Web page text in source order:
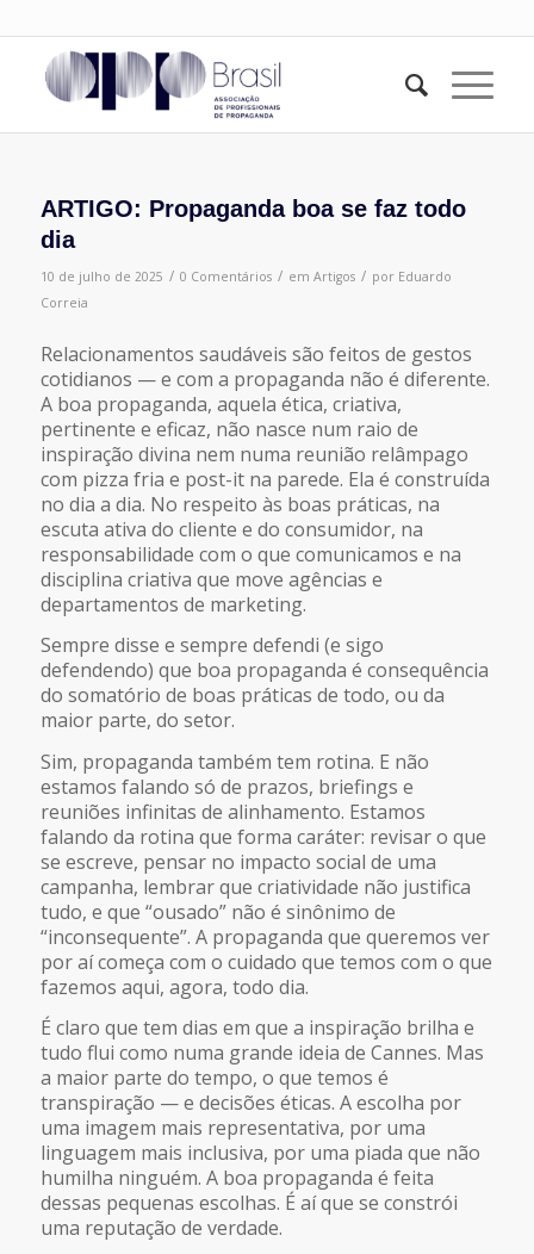
ARTIGO: Propaganda boa se faz todo
dia
10 de julho de 2025 / 0 Comentários / em Artigos / por Eduardo
Correia
Relacionamentos saudáveis são feitos de gestos
cotidianos — e com a propaganda não é diferente.
A boa propaganda, aquela ética, criativa,
pertinente e eficaz, não nasce num raio de
inspiração divina nem numa reunião relâmpago
com pizza fria e post-it na parede. Ela é construída
no dia a dia. No respeito às boas práticas, na
escuta ativa do cliente e do consumidor, na
responsabilidade com o que comunicamos e na
disciplina criativa que move agências e
departamentos de marketing.
Sempre disse e sempre defendi (e sigo
defendendo) que boa propaganda é consequência
do somatório de boas práticas de todo, ou da
maior parte, do setor.
Sim, propaganda também tem rotina. E não
estamos falando só de prazos, briefings e
reuniões infinitas de alinhamento. Estamos
falando da rotina que forma caráter: revisar o que
se escreve, pensar no impacto social de uma
campanha, lembrar que criatividade não justifica
tudo, e que “ousado” não é sinônimo de
“inconsequente”. A propaganda que queremos ver
por aí começa com o cuidado que temos com o que
fazemos aqui, agora, todo dia.
É claro que tem dias em que a inspiração brilha e
tudo flui como numa grande ideia de Cannes. Mas
a maior parte do tempo, o que temos é
transpiração — e decisões éticas. A escolha por
uma imagem mais representativa, por uma
linguagem mais inclusiva, por uma piada que não
humilha ninguém. A boa propaganda é feita
dessas pequenas escolhas. É aí que se constrói
uma reputação de verdade.